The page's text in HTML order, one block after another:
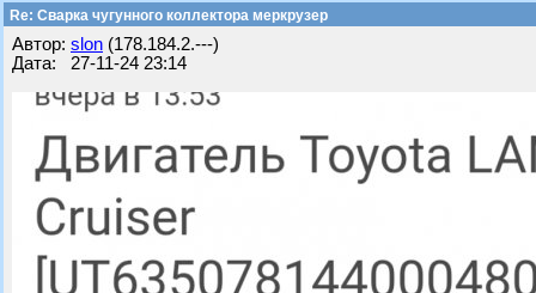
Re: Сварка чугунного коллектора меркрузер
Автор: slon (178.184.2.---)
Дата: 27-11-24 23:14